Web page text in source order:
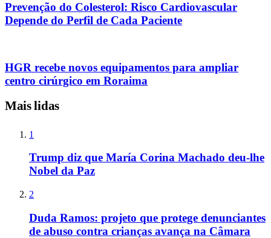
Prevenção do Colesterol: Risco Cardiovascular
Depende do Perfil de Cada Paciente
HGR recebe novos equipamentos para ampliar
centro cirúrgico em Roraima
Mais lidas
1
Trump diz que María Corina Machado deu-lhe
Nobel da Paz
2
Duda Ramos: projeto que protege denunciantes
de abuso contra crianças avança na Câmara